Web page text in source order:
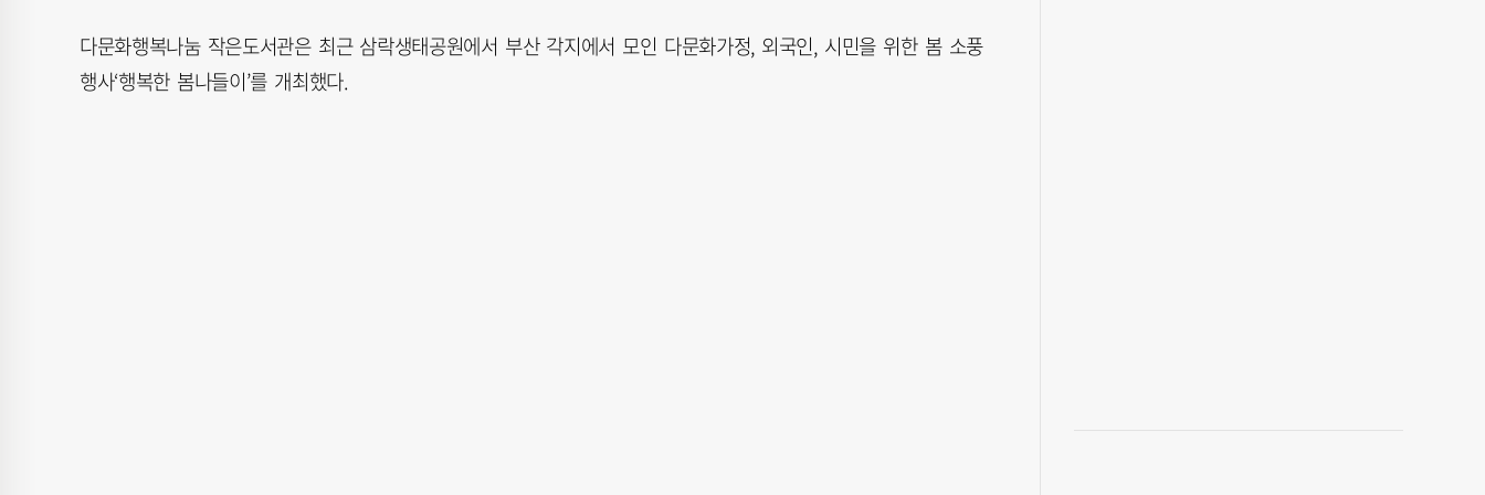
다문화행복나눔 작은도서관은 최근 삼락생태공원에서 부산 각지에서 모인 다문화가정, 외국인, 시민을 위한 봄 소풍
행사‘행복한 봄나들이’를 개최했다.